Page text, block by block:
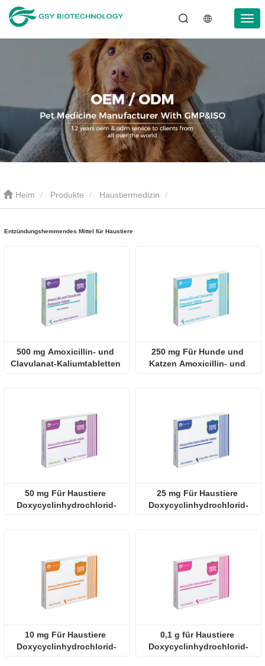
Heim Produkte Haustiermedizin
Entzündungshemmendes Mittel für Haustiere
500 mg Amoxicillin- und
Clavulanat-Kaliumtabletten
250 mg Für Hunde und
Katzen Amoxicillin- und
50 mg Für Haustiere
Doxycyclinhydrochlorid-
25 mg Für Haustiere
Doxycyclinhydrochlorid-
10 mg Für Haustiere
Doxycyclinhydrochlorid-
0,1 g für Haustiere
Doxycyclinhydrochlorid-